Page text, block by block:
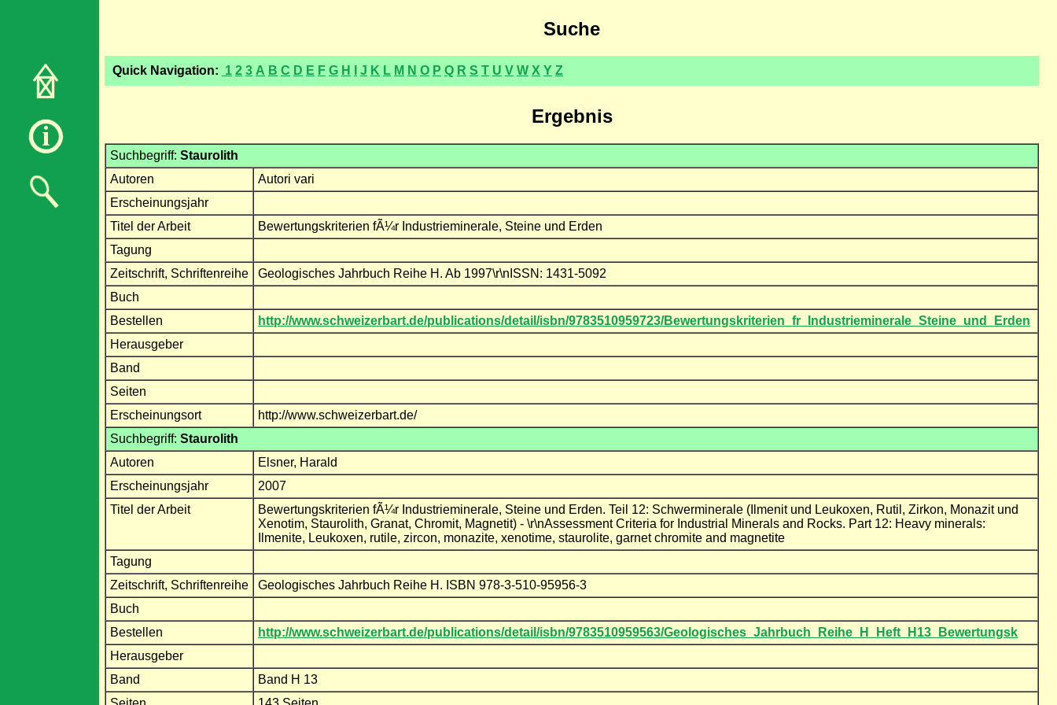
Suche
Quick Navigation: 1 2 3 A B C D E F G H J K L M N O P Q R S T U V W X Y Z
Ergebnis
Suchbegriff: Staurolith
Autoren
Autori vari
Erscheinungsjahr
Titel der Arbeit
Bewertungskriterien fÃ¼r Industrieminerale, Steine und Erden
Tagung
Zeitschrift, Schriftenreihe
Geologisches Jahrbuch Reihe H. Ab 1997\r\nISSN: 1431-5092
Buch
Bestellen
http://www.schweizerbart.de/publications/detail/isbn/9783510959723/Bewertungskriterien_fr_Industrieminerale_Steine_und_Erden
Herausgeber
Band
Seiten
Erscheinungsort
http://www.schweizerbart.de/
Suchbegriff: Staurolith
Autoren
Elsner, Harald
Erscheinungsjahr
2007
Titel der Arbeit
Bewertungskriterien fÃ¼r Industrieminerale, Steine und Erden. Teil 12: Schwerminerale (Ilmenit und Leukoxen, Rutil, Zirkon, Monazit und
Xenotim, Staurolith, Granat, Chromit, Magnetit) - \r\nAssessment Criteria for Industrial Minerals and Rocks. Part 12: Heavy minerals:
Ilmenite, Leukoxen, rutile, zircon, monazite, xenotime, staurolite, garnet chromite and magnetite
Tagung
Zeitschrift, Schriftenreihe
Geologisches Jahrbuch Reihe H. ISBN 978-3-510-95956-3
Buch
Bestellen
http://www.schweizerbart.de/publications/detail/isbn/9783510959563/Geologisches_Jahrbuch_Reihe_H_Heft_H13_Bewertungsk
Herausgeber
Band
Band H 13